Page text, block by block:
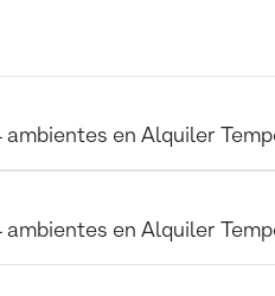
ambientes en Alquiler
ambientes en Alquiler